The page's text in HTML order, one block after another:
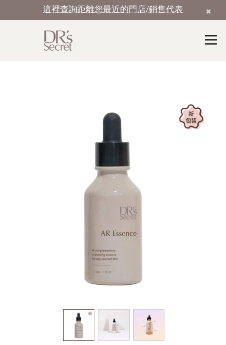
這裡查詢距離您最近的門店/銷售代表